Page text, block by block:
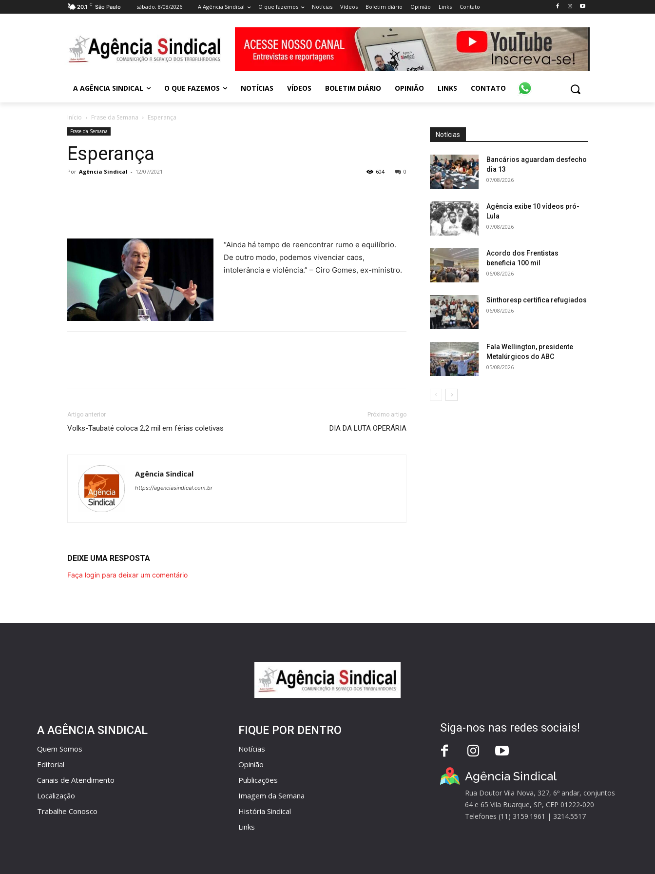
20.1 C São Paulo sábado, 8/08/2026 A Agência Sindical O que fazemos Notícias Vídeos Boletim diário Opinião Links Contato
A AGÊNCIA SINDICAL O QUE FAZEMOS NOTÍCIAS VÍDEOS BOLETIM DIÁRIO OPINIÃO LINKS CONTATO
Início Frase da Semana Esperança
Frase da Semana
Esperança
Por Agência Sindical - 12/07/2021 0
604
“Ainda há tempo de reencontrar rumo e equilíbrio.
De outro modo, podemos vivenciar caos,
intolerância e violência.” – Ciro Gomes, ex-ministro.
Artigo anterior
Volks-Taubaté coloca 2,2 mil em férias coletivas
Próximo artigo
DIA DA LUTA OPERÁRIA
Agência Sindical
https://agenciasindical.com.br
DEIXE UMA RESPOSTA
Faça login para deixar um comentário
Notícias
Bancários aguardam desfecho
dia 13
07/08/2026
Agência exibe 10 vídeos pró-
Lula
07/08/2026
Acordo dos Frentistas
beneficia 100 mil
06/08/2026
Sinthoresp certifica refugiados
06/08/2026
Fala Wellington, presidente
Metalúrgicos do ABC
05/08/2026
A AGÊNCIA SINDICAL
Quem Somos
Editorial
Canais de Atendimento
Localização
Trabalhe Conosco
FIQUE POR DENTRO
Notícias
Opinião
Publicações
Imagem da Semana
História Sindical
Links
Siga-nos nas redes sociais!
Agência Sindical
Rua Doutor Vila Nova, 327, 6º andar, conjuntos
64 e 65 Vila Buarque, SP, CEP 01222-020
Telefones (11) 3159.1961 | 3214.5517